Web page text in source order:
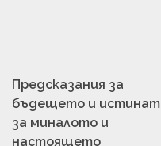
Предсказания за
бъдещето и
за миналото и
настоящето